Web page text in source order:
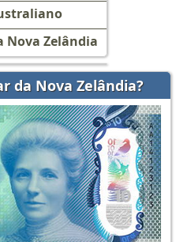
Nova Zelândia
da Nova Zelândia?